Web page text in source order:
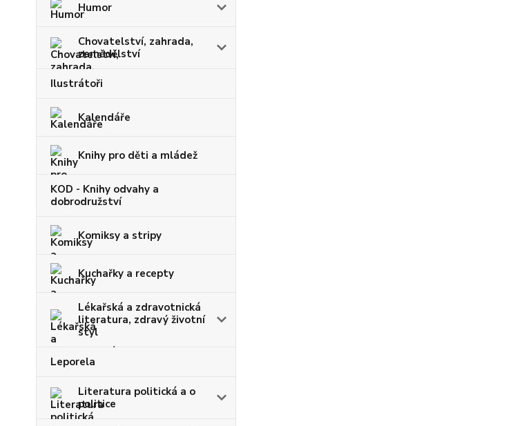
Humor
Chovatelství, zahrada,
zemědělství
Ilustrátoři
Kalendáře
Knihy pro děti a mládež
KOD - Knihy odvahy a
dobrodružství
Komiksy a stripy
Kuchařky a recepty
Lékařská a zdravotnická
literatura, zdravý životní
styl
Leporela
Literatura politická a o
politice